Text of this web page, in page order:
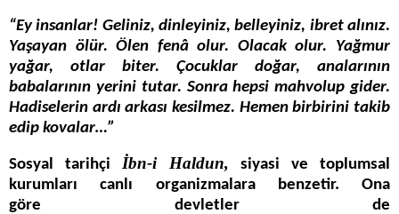
“Ey insanlar! Geliniz, dinleyiniz, belleyiniz, ibret alınız.
Yaşayan ölür. Ölen fenâ olur. Olacak olur. Yağmur
yağar, otlar biter. Çocuklar doğar, analarının
babalarının yerini tutar. Sonra hepsi mahvolup gider.
Hadiselerin ardı arkası kesilmez. Hemen birbirini takib
edip kovalar…”
Sosyal tarihçi İbn-i Haldun, siyasi ve toplumsal
kurumları canlı organizmalara benzetir. Ona
göre devletler de